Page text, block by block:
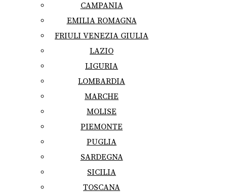
CAMPANIA
EMILIA ROMAGNA
FRIULI VENEZIA GIULIA
LAZIO
LIGURIA
LOMBARDIA
MARCHE
MOLISE
PIEMONTE
PUGLIA
SARDEGNA
SICILIA
TOSCANA